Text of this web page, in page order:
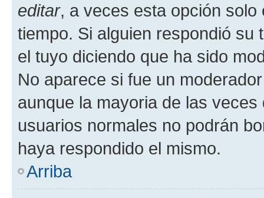
editar, a veces esta opción
tiempo. Si alguien respondió
el tuyo diciendo que ha sido
No aparece si fue un
aunque la mayoria de las
usuarios normales no podrán
haya respondido el mismo.
Arriba